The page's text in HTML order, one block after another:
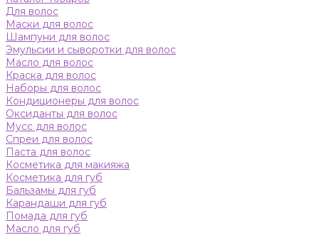
Для волос
Маски для волос
Шампуни для волос
Эмульсии и сыворотки для волос
Масло для волос
Краска для волос
Наборы для волос
Кондиционеры для волос
Оксиданты для волос
Мусс для волос
Спреи для волос
Паста для волос
Косметика для макияжа
Косметика для губ
Бальзамы для губ
Карандаши для губ
Помада для губ
Масло для губ